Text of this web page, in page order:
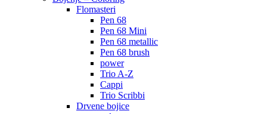
Flomasteri
Pen 68
Pen 68 Mini
Pen 68 metallic
Pen 68 brush
power
Trio A-Z
Cappi
Trio Scribbi
Drvene bojice